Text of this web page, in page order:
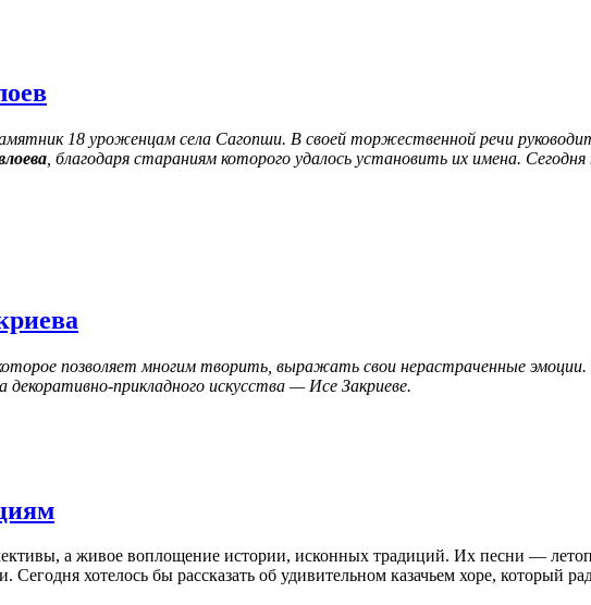
18 уроженцам села Сагопши. В своей торжественной речи
, благодаря стараниям которого удалось установить их имена.
позволяет многим творить, выражать свои нерастраченные эмоции.
прикладного искусства — Исе Закриеве.
а живое воплощение истории, исконных традиций. Их песни —
хотелось бы рассказать об удивительном казачьем хоре, который